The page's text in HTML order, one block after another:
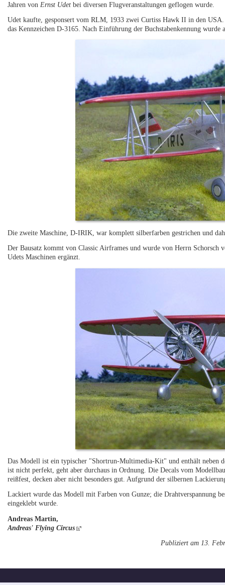
Jahren von Ernst Udet bei diversen Flugveranstaltungen geflogen wurde.
Udet kaufte, gesponsert vom RLM, 1933 zwei Curtiss Hawk II in den
das Kennzeichen D-3165. Nach Einführung der Buchstabenkennung
Die zweite Maschine, D-IRIK, war komplett silberfarben gestrichen und
Der Bausatz kommt von Classic Airframes und wurde von Herrn Schorsch
Udets Maschinen ergänzt.
Das Modell ist ein typischer "Shortrun-Multimedia-Kit" und enthält neben
ist nicht perfekt, geht aber durchaus in Ordnung. Die Decals vom
reißfest, decken aber nicht besonders gut. Aufgrund der silbernen
Lackiert wurde das Modell mit Farben von Gunze; die Drahtverspannung
eingeklebt wurde.
Andreas Martin,
Andreas' Flying Circus
Publiziert am 13.